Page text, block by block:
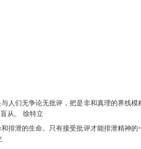
人们无争论无批评，把是非和真理的界线模
从。 徐特立
排泄的生命。只有接受批评才能排泄精神的